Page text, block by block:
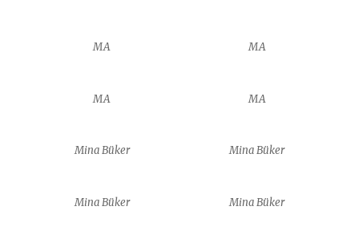
MA MA
MA MA
Mina Büker Mina Büker
Mina Büker Mina Büker